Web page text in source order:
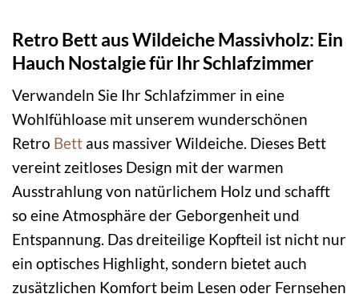
Retro Bett aus Wildeiche Massivholz: Ein
Hauch Nostalgie für Ihr Schlafzimmer
Verwandeln Sie Ihr Schlafzimmer in eine
Wohlfühloase mit unserem wunderschönen
Retro Bett aus massiver Wildeiche. Dieses Bett
vereint zeitloses Design mit der warmen
Ausstrahlung von natürlichem Holz und schafft
so eine Atmosphäre der Geborgenheit und
Entspannung. Das dreiteilige Kopfteil ist nicht nur
ein optisches Highlight, sondern bietet auch
zusätzlichen Komfort beim Lesen oder Fernsehen